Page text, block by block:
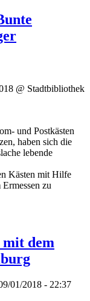
@ Stadtbibliothek
und Postkästen
haben sich die
lebende
Kästen mit Hilfe
zu
dem
01/2018 - 22:37